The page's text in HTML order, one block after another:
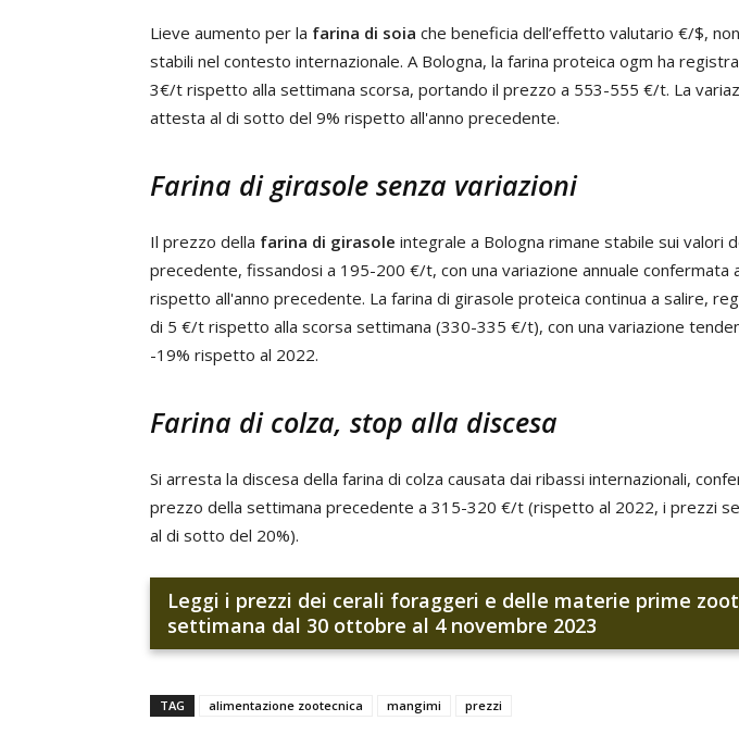
Lieve aumento per la farina di soia che beneficia dell’effetto valutario €/$,
stabili nel contesto internazionale. A Bologna, la farina proteica ogm ha
3€/t rispetto alla settimana scorsa, portando il prezzo a 553-555 €/t. La
attesta al di sotto del 9% rispetto all'anno precedente.
Farina di girasole senza variazioni
Il prezzo della farina di girasole integrale a Bologna rimane stabile sui valori
precedente, fissandosi a 195-200 €/t, con una variazione annuale confermata
rispetto all'anno precedente. La farina di girasole proteica continua a salire,
di 5 €/t rispetto alla scorsa settimana (330-335 €/t), con una variazione
-19% rispetto al 2022.
Farina di colza, stop alla discesa
Si arresta la discesa della farina di colza causata dai ribassi internazionali,
prezzo della settimana precedente a 315-320 €/t (rispetto al 2022, i prezzi
al di sotto del 20%).
Leggi i prezzi dei cerali foraggeri e delle materie prime
settimana dal 30 ottobre al 4 novembre 2023
TAG alimentazione zootecnica mangimi prezzi